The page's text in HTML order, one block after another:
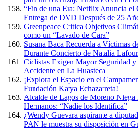
“Fin de una Era: Netflix Anuncia el
Entrega de DVD Después de 25
Greenpeace Critica Objetivos
como un “Lavado de Cara”
Susana Baca Recuerda a Víctimas
Durante Concierto de Natalia
Ciclistas Exigen Mayor Seguridad y
Accidente en La Huasteca
¡Explora el Espacio en el
Fundación Katya Echazarreta!
Alcalde de Lagos de Moreno Niega
Hermanos: “Nadie los Identifica”
¿Wendy Guevara aspirante a
PAN le muestra su disposición en